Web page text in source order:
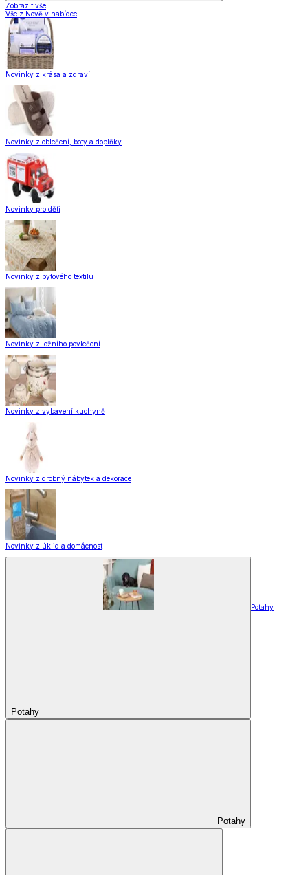
Zobrazit vše
Vše z Nově v nabídce
Novinky z krása a zdraví
Novinky z oblečení, boty a doplňky
Novinky pro děti
Novinky z bytového textilu
Novinky z ložního povlečení
Novinky z vybavení kuchyně
Novinky z drobný nábytek a dekorace
Novinky z úklid a domácnost
Potahy
Potahy
Potahy